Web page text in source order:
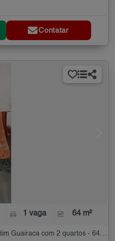
Contatar
1 vaga 64 m²
Apartamento à Venda no Jardim Guairaca com 2 quartos - 64 m²